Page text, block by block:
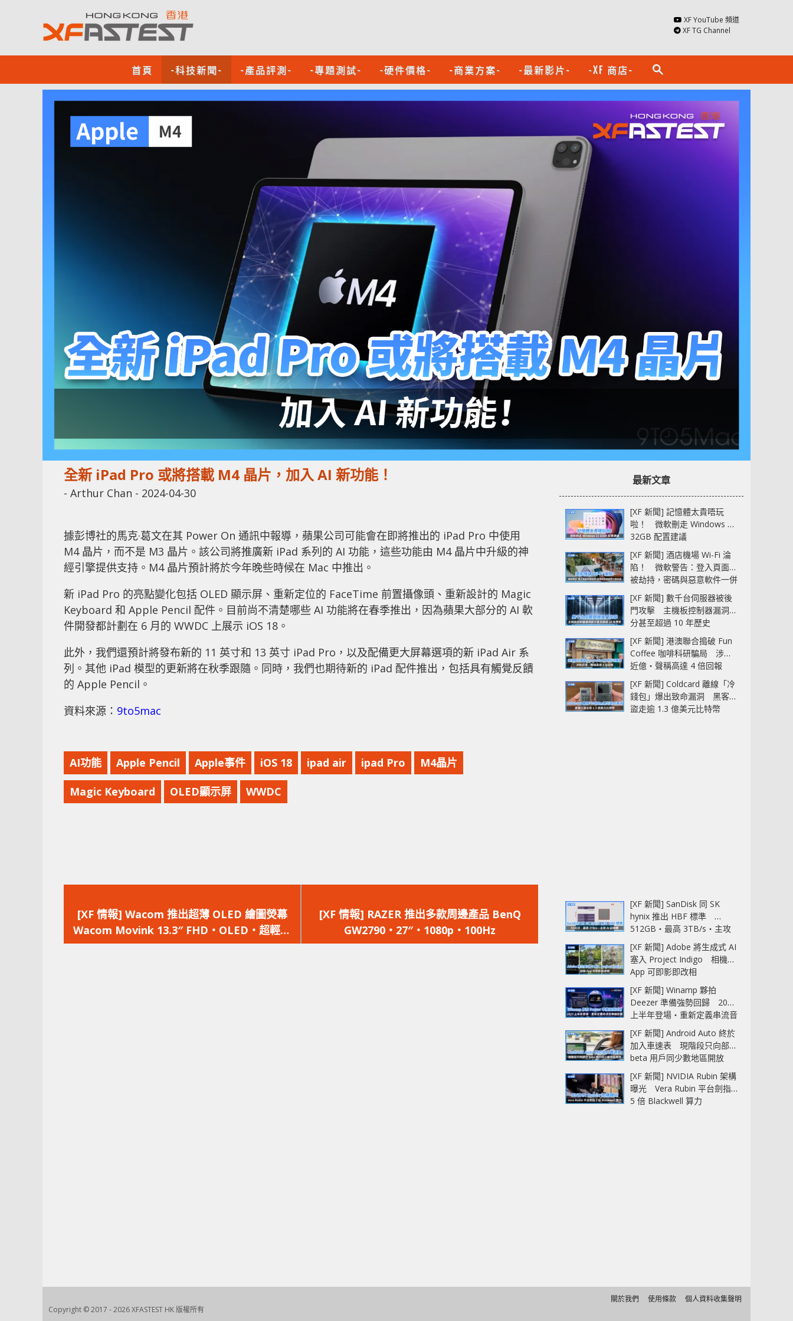
XF YouTube 頻道
XF TG Channel
首頁 -科技新聞- -產品評測- -專題測試- -硬件價格- -商業方案- -最新影片- -XF 商店- search
全新 iPad Pro 或將搭載 M4 晶片，加入 AI 新功能！
- Arthur Chan - 2024-04-30
據彭博社的馬克·葛文在其 Power On 通訊中報導，蘋果公司可能會在即將推出的 iPad Pro 中使用
M4 晶片，而不是 M3 晶片。該公司將推廣新 iPad 系列的 AI 功能，這些功能由 M4 晶片中升級的神
經引擎提供支持。M4 晶片預計將於今年晚些時候在 Mac 中推出。
新 iPad Pro 的亮點變化包括 OLED 顯示屏、重新定位的 FaceTime 前置攝像頭、重新設計的 Magic
Keyboard 和 Apple Pencil 配件。目前尚不清楚哪些 AI 功能將在春季推出，因為蘋果大部分的 AI 軟
件開發都計劃在 6 月的 WWDC 上展示 iOS 18。
此外，我們還預計將發布新的 11 英寸和 13 英寸 iPad Pro，以及配備更大屏幕選項的新 iPad Air 系
列。其他 iPad 模型的更新將在秋季跟隨。同時，我們也期待新的 iPad 配件推出，包括具有觸覺反饋
的 Apple Pencil。
資料來源： 9to5mac
AI功能 Apple Pencil Apple事件 iOS 18 ipad air ipad Pro M4晶片
Magic Keyboard OLED顯示屏 WWDC
一
篇
文
[XF 情報] Wacom 推出超薄 OLED 繪圖熒幕
Wacom Movink 13.3″ FHD‧OLED‧超輕薄
便攜
一
篇
文
[XF 情報] RAZER 推出多款周邊產品 BenQ
GW2790‧27″‧1080p‧100Hz
最新文章
[XF 新聞] 記憶體太貴唔玩
啦！ 微軟刪走 Windows 11
32GB 配置建議
[XF 新聞] 酒店機場 Wi-Fi 淪
陷！ 微軟警告：登入頁面可
被劫持，密碼與惡意軟件一併
中招
[XF 新聞] 數千台伺服器被後
門攻擊 主機板控制器漏洞部
分甚至超過 10 年歷史
[XF 新聞] 港澳聯合搗破 Fun
Coffee 咖啡科研騙局 涉款
近億‧聲稱高達 4 倍回報
[XF 新聞] Coldcard 離線「冷
錢包」爆出致命漏洞 黑客已
盜走逾 1.3 億美元比特幣
[XF 新聞] SanDisk 同 SK
hynix 推出 HBF 標準
512GB‧最高 3TB/s‧主攻
AI 記憶體
[XF 新聞] Adobe 將生成式 AI
塞入 Project Indigo 相機
App 可即影即改相
[XF 新聞] Winamp 夥拍
Deezer 準備強勢回歸 2027
上半年登場‧重新定義串流音
樂播放器
[XF 新聞] Android Auto 終於
加入車速表 現階段只向部分
beta 用戶同少數地區開放
[XF 新聞] NVIDIA Rubin 架構
曝光 Vera Rubin 平台劍指
5 倍 Blackwell 算力
Copyright © 2017 - 2026 XFASTEST HK 版權所有
關於我們 使用條款 個人資料收集聲明